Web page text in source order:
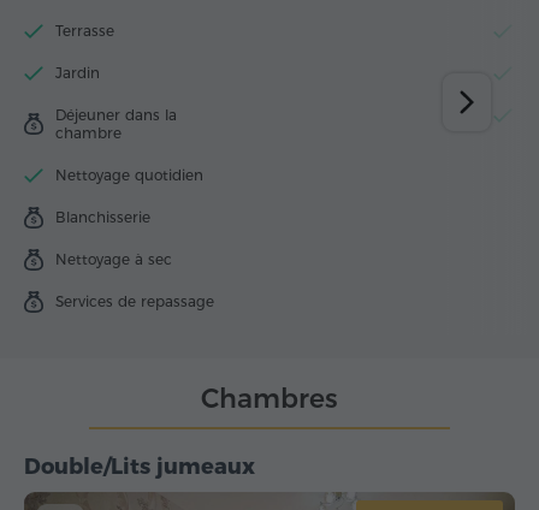
Terrasse
Jardin
Déjeuner dans la
chambre
Nettoyage quotidien
Blanchisserie
Nettoyage à sec
Services de repassage
Double/Lits jumeaux
Chambres